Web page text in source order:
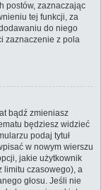
postów, zaznaczając
tej funkcji, za
do niego
zaznaczenie z pola
bądź zmieniasz
będziesz widzieć
podaj tytuł
w nowym wierszu
jakie użytkownik
limitu czasowego), a
głosu. Jeśli nie